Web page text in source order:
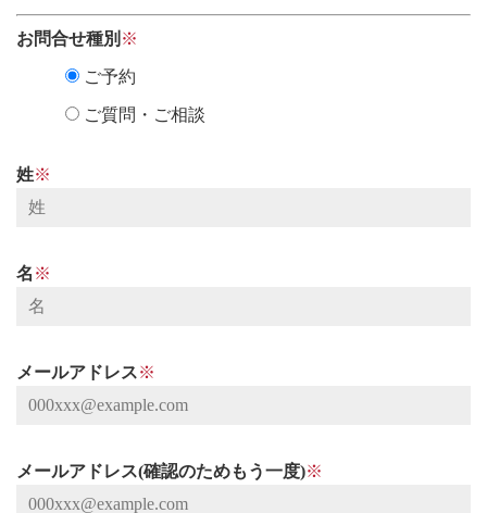
お問合せ種別 ※
ご予約
ご質問・ご相談
姓※
名 ※
メールアドレス※
メールアドレス(確認のためもう一度)※